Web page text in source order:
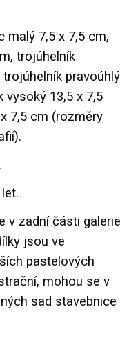
malý 7,5 x 7,5 cm,
trojúhelník
pravoúhlý
vysoký 13,5 x 7,5
7,5 cm (rozměry
v zadní části galerie
jsou ve
pastelových
mohou se v
sad stavebnice